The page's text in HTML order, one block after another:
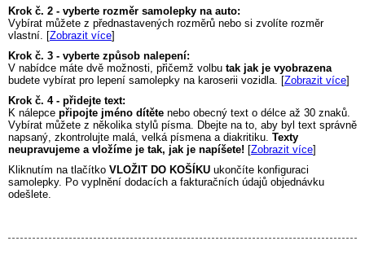
Krok č. 2 - vyberte rozměr samolepky na auto:
Vybírat můžete z přednastavených rozměrů nebo si zvolíte rozměr
vlastní. [Zobrazit více]
Krok č. 3 - vyberte způsob nalepení:
V nabídce máte dvě možnosti, přičemž volbu tak jak je vyobrazena
budete vybírat pro lepení samolepky na karoserii vozidla. [Zobrazit více]
Krok č. 4 - přidejte text:
K nálepce připojte jméno dítěte nebo obecný text o délce až 30 znaků.
Vybírat můžete z několika stylů písma. Dbejte na to, aby byl text správně
napsaný, zkontrolujte malá, velká písmena a diakritiku. Texty
neupravujeme a vložíme je tak, jak je napíšete! [Zobrazit více]
Kliknutím na tlačítko VLOŽIT DO KOŠÍKU ukončíte konfiguraci
samolepky. Po vyplnění dodacích a fakturačních údajů objednávku
odešlete.